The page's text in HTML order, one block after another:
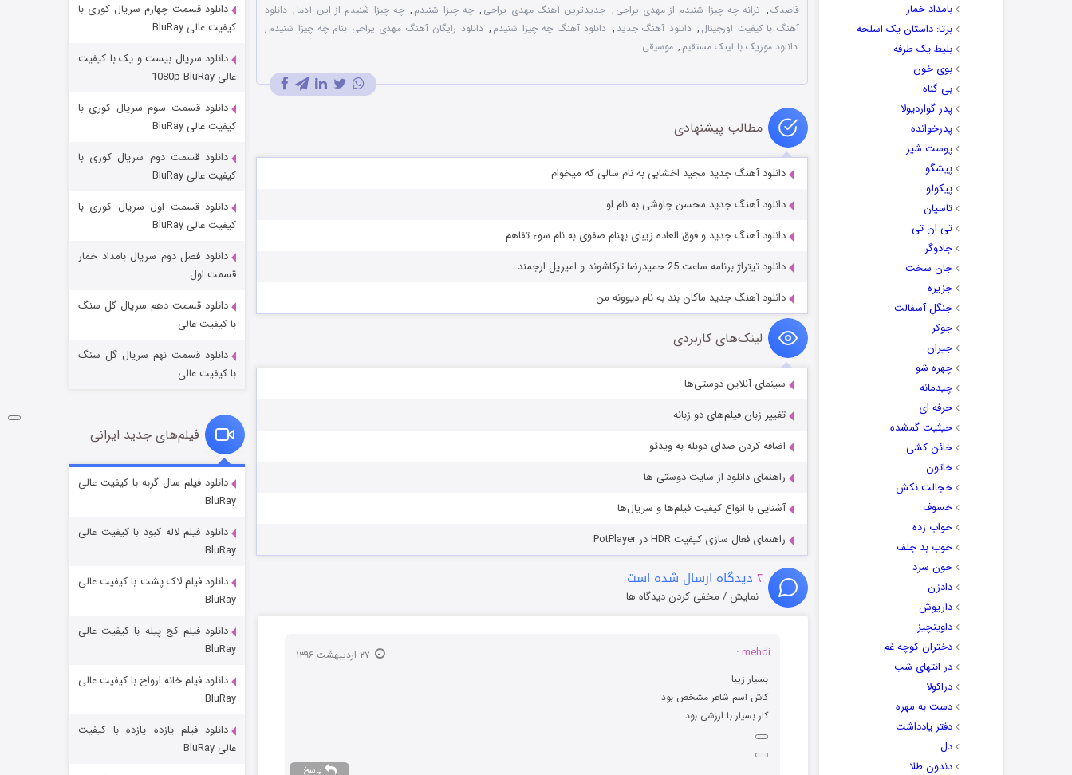
بامداد خمار
برتا: داستان یک اسلحه
بلیط یک‌‌ طرفه
بوی خون
بی گناه
پدر گواردیولا
پدرخوانده
پوست شیر
پیشگو
پیکولو
تاسیان
تی ان تی
جادوگر
جان سخت
جزیره
جنگل آسفالت
جوکر
جیران
چهره شو
چیدمانه
حرفه ای
حیثیت گمشده
خائن کشی
خاتون
خجالت نکش
خسوف
خواب زده
خوب بد جلف
خون سرد
دادزن
داریوش
داوینچیز
دختران کوچه غم
در انتهای شب
دراکولا
دست به مهره
دفتر یادداشت
دل
دندون طلا
قاصدک, ترانه چه چیزا شنیدم از مهدی یراحی , جدیدترین آهنگ مهدی یراحی , چه چیزا شنیدم , چه چیزا شنیدم از این آدما , دانلود
آهنگ با کیفیت اورجینال , دانلود آهنگ جدید , دانلود آهنگ چه چیزا شنیدم , دانلود رایگان آهنگ مهدی یراحی بنام چه چیزا شنیدم ,
دانلود موزیک با لینک مستقیم , موسیقی
مطالب پیشنهادی
دانلود آهنگ جدید مجید اخشابی به نام سالی که میخوام
دانلود آهنگ جدید محسن چاوشی به نام او
دانلود آهنگ جدید و فوق العاده زیبای بهنام صفوی به نام سوء تفاهم
دانلود تیتراژ برنامه ساعت 25 حمیدرضا ترکاشوند و امیریل ارجمند
دانلود آهنگ جدید ماکان بند به نام دیوونه من
لینک‌های کاربردی
سینمای آنلاین دوستی‌ها
تغییر زبان فیلم‌های دو زبانه
اضافه کردن صدای دوبله به ویدئو
راهنمای دانلود از سایت دوستی ها
آشنایی با انواع کیفیت فیلم‌ها و سریال‌ها
راهنمای فعال سازی کیفیت HDR در PotPlayer
۲ دیدگاه ارسال شده است
نمایش / مخفی کردن دیدگاه ها
mehdi :
بسیار زیبا
کاش اسم شاعر مشخص بود
کار بسیار با ارزشی بود.
پاسخ
مردگان متحرک: شهر مرده ۳
شکست استوارت در نجات جهان
قسمت 7 (زیرنویس) منتشر شد
شوگر فصل ۲
قسمت
خاندان اژدها فصل ۳
دانلود قسمت چهارم سریال کوری با
کیفیت عالی BluRay
دانلود سریال بیست و یک با کیفیت
عالی 1080p BluRay
دانلود قسمت سوم سریال کوری با
کیفیت عالی BluRay
دانلود قسمت دوم سریال کوری با
کیفیت عالی BluRay
دانلود قسمت اول سریال کوری با
کیفیت عالی BluRay
دانلود فصل دوم سریال بامداد خمار
قسمت اول
دانلود قسمت دهم سریال گل سنگ
با کیفیت عالی
دانلود قسمت نهم سریال گل سنگ
با کیفیت عالی
فیلم‌های جدید ایرانی
دانلود فیلم سال گربه با کیفیت عالی
BluRay
دانلود فیلم لاله کبود با کیفیت عالی
BluRay
دانلود فیلم لاک پشت با کیفیت عالی
BluRay
دانلود فیلم کج‌ پیله با کیفیت عالی
BluRay
دانلود فیلم خانه ارواح با کیفیت عالی
BluRay
دانلود فیلم یازده یازده با کیفیت
عالی BluRay